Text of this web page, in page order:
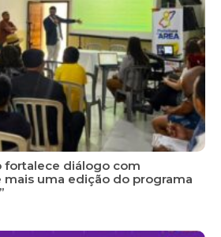
fortalece diálogo com
uma edição do programa